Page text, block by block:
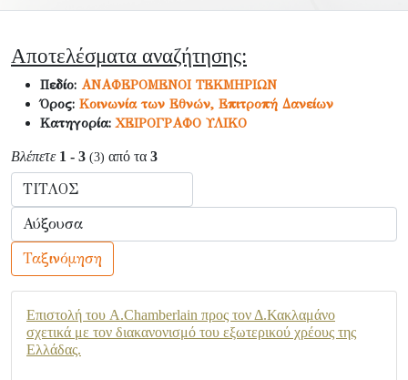
Αποτελέσματα αναζήτησης:
Πεδίο: ΑΝΑΦΕΡΟΜΕΝΟΙ ΤΕΚΜΗΡΙΩΝ
Όρος: Κοινωνία των Εθνών, Επιτροπή Δανείων
Κατηγορία:ΧΕΙΡΟΓΡΑΦΟ ΥΛΙΚΟ
Βλέπετε 1 - 3 (3) από τα 3
Ταξινόμηση
Επιστολή του A.Chamberlain προς τον Δ.Κακλαμάνο
σχετικά με τον διακανονισμό του εξωτερικού χρέους της
Ελλάδας.